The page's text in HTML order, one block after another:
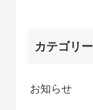
カテゴリー
お知らせ